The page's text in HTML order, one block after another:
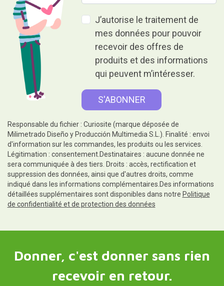
J’autorise le traitement de
mes données pour pouvoir
recevoir des offres de
produits et des informations
qui peuvent m’intéresser.
Responsable du fichier : Curiosite (marque déposée de
Milimetrado Diseño y Producción Multimedia S.L.). Finalité : envoi
d'information sur les commandes, les produits ou les services.
Légitimation : consentement.Destinataires : aucune donnée ne
sera communiquée à des tiers. Droits : accès, rectification et
suppression des données, ainsi que d'autres droits, comme
indiqué dans les informations complémentaires.Des informations
détaillées supplémentaires sont disponibles dans notre Politique
de confidentialité et de protection des données
Donner, c'est donner sans rien
recevoir en retour.